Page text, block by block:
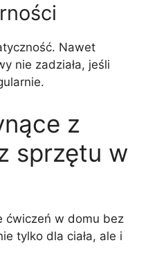
Nawet
nie zadziała, jeśli
z
sprzętu w
ćwiczeń w domu bez
tylko dla ciała, ale i